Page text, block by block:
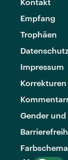
Empfang
Trophäen
Impressum
Korrekturen
Gender und
Farbschema